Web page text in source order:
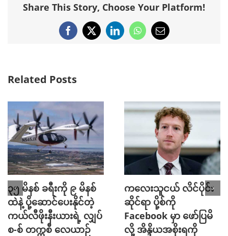
Share This Story, Choose Your Platform!
Facebook
X LinkedInWhatsApp
Email
Related Posts
၃၅ မိနစ် ခရီးကို ၉ မိနစ်
ထဲနဲ့ ပို့ဆောင်ပေးနိုင်တဲ့
ကယ်လီဖိုးနီးယားရဲ့ လျှပ်
စ-စ် တက္ကစီ လေယာဉ်
ကလေးသူငယ် လိင်ပိုင်း
ဆိုင်ရာ ပို့စ်ကို
Facebook မှာ ဖော်ပြမိ
လို့ အိန္ဒိယအစိုးရကို